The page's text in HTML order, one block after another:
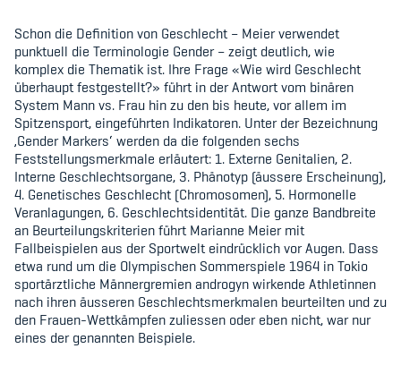
Organisation
Team
Offene Stellen
Mitgliedervereine
Sponsoren und Partner
Netzwerk
Schon die Definition von Geschlecht – Meier verwendet
punktuell die Terminologie Gender – zeigt deutlich, wie
komplex die Thematik ist. Ihre Frage «Wie wird Geschlecht
überhaupt festgestellt?» führt in der Antwort vom binären
System Mann vs. Frau hin zu den bis heute, vor allem im
Spitzensport, eingeführten Indikatoren. Unter der Bezeichnung
‚Gender Markers‘ werden da die folgenden sechs
Feststellungsmerkmale erläutert: 1. Externe Genitalien, 2.
Interne Geschlechtsorgane, 3. Phänotyp (äussere Erscheinung),
4. Genetisches Geschlecht (Chromosomen), 5. Hormonelle
Veranlagungen, 6. Geschlechtsidentität. Die ganze Bandbreite
an Beurteilungskriterien führt Marianne Meier mit
Fallbeispielen aus der Sportwelt eindrücklich vor Augen. Dass
etwa rund um die Olympischen Sommerspiele 1964 in Tokio
sportärztliche Männergremien androgyn wirkende Athletinnen
nach ihren äusseren Geschlechtsmerkmalen beurteilten und zu
den Frauen-Wettkämpfen zuliessen oder eben nicht, war nur
eines der genannten Beispiele.